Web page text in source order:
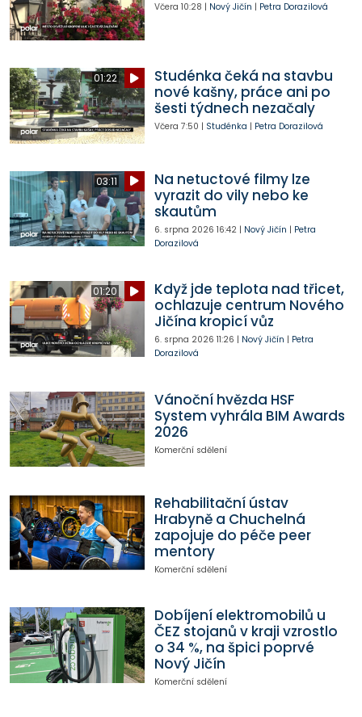
Včera 10:28 | Nový Jičín | Petra Dorazilová
01:22
Studénka čeká na stavbu
nové kašny, práce ani po
šesti týdnech nezačaly
Včera 7:50 | Studénka | Petra Dorazilová
03:11
Na netuctové filmy lze
vyrazit do vily nebo ke
skautům
6. srpna 2026 16:42| Nový Jičín | Petra
Dorazilová
01:20
Když jde teplota nad třicet,
ochlazuje centrum Nového
Jičína kropicí vůz
6. srpna 2026 11:26 | Nový Jičín | Petra
Dorazilová
Vánoční hvězda HSF
System vyhrála BIM Awards
2026
Komerční sdělení
Rehabilitační ústav
Hrabyně a Chuchelná
zapojuje do péče peer
mentory
Komerční sdělení
Dobíjení elektromobilů u
ČEZ stojanů v kraji vzrostlo
o 34 %, na špici poprvé
Nový Jičín
Komerční sdělení